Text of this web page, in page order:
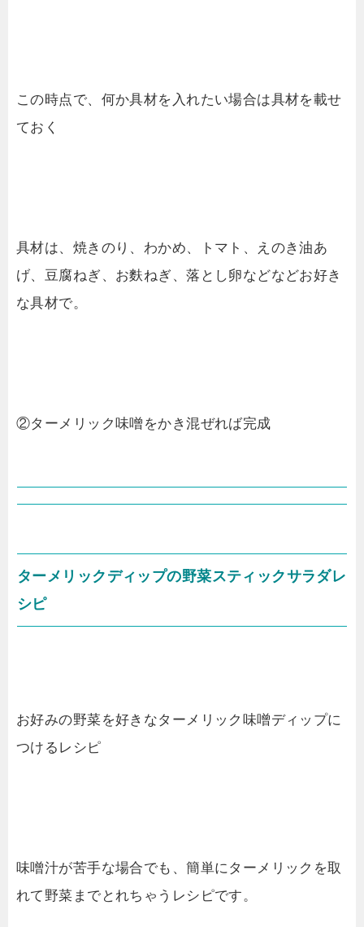
この時点で、何か具材を入れたい場合は具材を載せ
ておく
具材は、焼きのり、わかめ、トマト、えのき油あ
げ、豆腐ねぎ、お麩ねぎ、落とし卵などなどお好き
な具材で。
②ターメリック味噌をかき混ぜれば完成
ターメリックディップの野菜スティックサラダレ
シピ
お好みの野菜を好きなターメリック味噌ディップに
つけるレシピ
味噌汁が苦手な場合でも、簡単にターメリックを取
れて野菜までとれちゃうレシピです。